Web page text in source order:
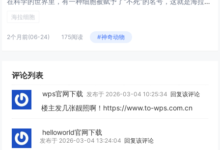
海拉细胞
2个月前(06-24) 175阅读 #神奇动物
评论列表
wps官网下载 发布于 2026-03-04 10:25:34 回复该评论
楼主发几张靓照啊！https://www.to-wps.com.cn
helloworld官网下载
发布于 2026-03-04 13:24:04 回复该评论